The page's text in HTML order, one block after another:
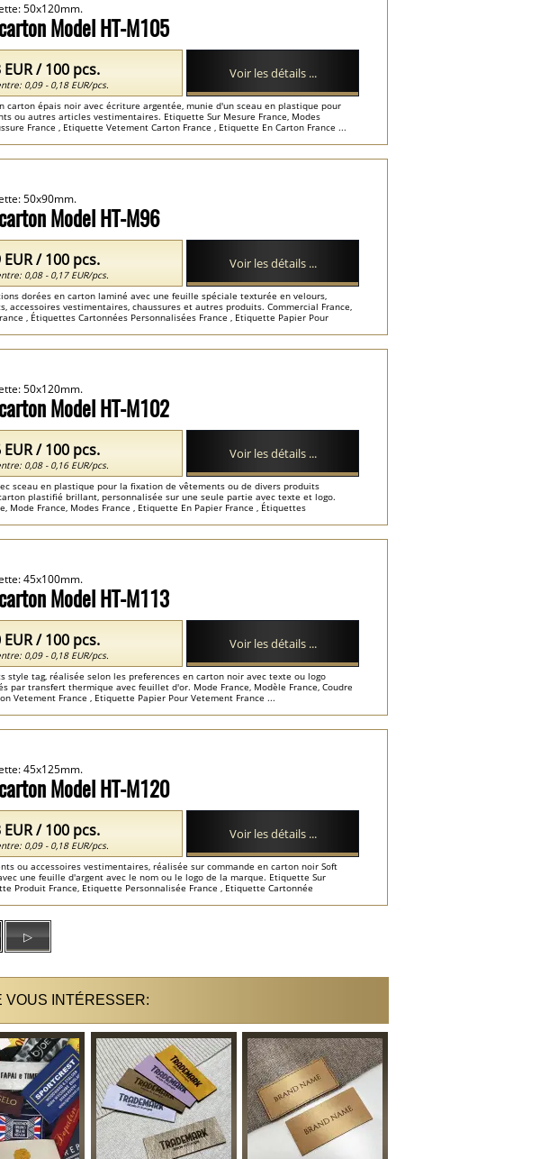
Model HT-M105
50x120mm.
carton épais noir avec écriture argentée, munie d'un sceau en plastique pour
ou autres articles vestimentaires. Etiquette Sur Mesure France, Modes
France , Etiquette Vetement Carton France , Etiquette En Carton France ...
EUR / 100 pcs.
0,09 - 0,18 EUR/pcs.
Voir les détails ...
Model HT-M96
50x90mm.
dorées en carton laminé avec une feuille spéciale texturée en velours,
accessoires vestimentaires, chaussures et autres produits. Commercial France,
, Étiquettes Cartonnées Personnalisées France , Etiquette Papier Pour
EUR / 100 pcs.
0,08 - 0,17 EUR/pcs.
Voir les détails ...
Model HT-M102
50x120mm.
sceau en plastique pour la fixation de vêtements ou de divers produits
plastifié brillant, personnalisée sur une seule partie avec texte et logo.
Mode France, Modes France , Etiquette En Papier France , Étiquettes
EUR / 100 pcs.
0,08 - 0,16 EUR/pcs.
Voir les détails ...
Model HT-M113
45x100mm.
style tag, réalisée selon les preferences en carton noir avec texte ou logo
par transfert thermique avec feuillet d'or. Mode France, Modèle France, Coudre
Vetement France , Etiquette Papier Pour Vetement France ...
EUR / 100 pcs.
0,09 - 0,18 EUR/pcs.
Voir les détails ...
Model HT-M120
45x125mm.
ou accessoires vestimentaires, réalisée sur commande en carton noir Soft
une feuille d'argent avec le nom ou le logo de la marque. Etiquette Sur
Produit France, Etiquette Personnalisée France , Etiquette Cartonnée
EUR / 100 pcs.
0,09 - 0,18 EUR/pcs.
Voir les détails ...
▷
INTÉRESSER: